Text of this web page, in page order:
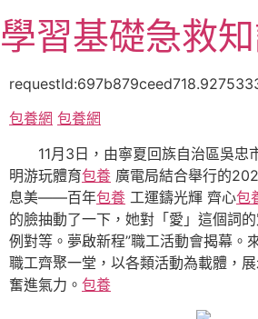
至
主
容
學習基礎急救
包養網 包養網
11月3日，由寧夏回族自治區吳忠
明游玩體育包養 廣電局結合舉行的
息美——百年包養 工運鑄光輝 齊心包
的臉抽動了一下，她對「愛」這個詞
例對等。夢啟新程”職工活動會揭幕。
職工齊聚一堂，以各類活動為載體，
奮進氣力。 包養